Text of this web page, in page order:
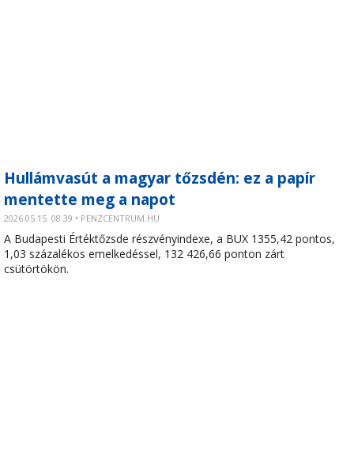
Hullámvasút a magyar tőzsdén: ez a papír
mentette meg a napot
2026.05.15. 08:39 • PENZCENTRUM.HU
A Budapesti Értéktőzsde részvényindexe, a BUX 1355,42 pontos,
1,03 százalékos emelkedéssel, 132 426,66 ponton zárt
csütörtökön.